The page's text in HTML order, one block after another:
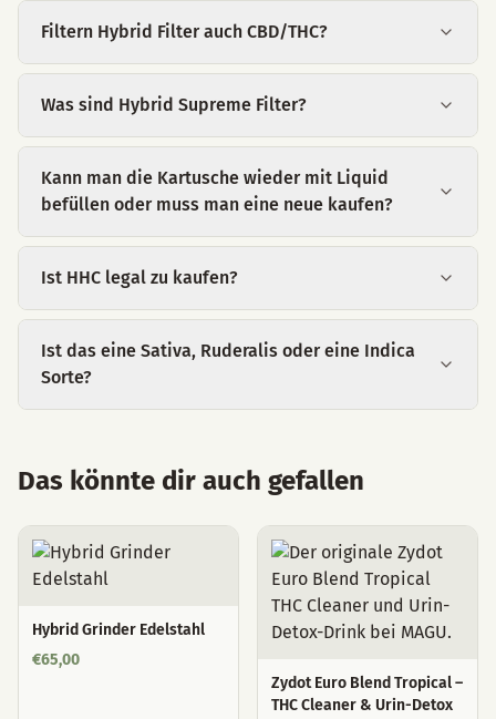
Filtern Hybrid Filter auch CBD/THC?
Was sind Hybrid Supreme Filter?
Kann man die Kartusche wieder mit Liquid
befüllen oder muss man eine neue kaufen?
Ist HHC legal zu kaufen?
Ist das eine Sativa, Ruderalis oder eine Indica
Sorte?
Das könnte dir auch gefallen
Hybrid Grinder Edelstahl
€65,00
Zydot Euro Blend Tropical –
THC Cleaner & Urin-Detox